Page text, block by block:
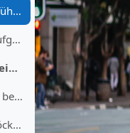
Erklärvideo: Allgemeine Einführung
Erklärvideo: Wie kann ich Aufgaben/Dateien in Moodle abgeben?
Moodle-Tutorials für Einsteigerwissen und wichtige Basisfunktionen (Preview für den pädagogischen Tag)
Die Tutorials In diesem Kurs befinden sich insg...
Tutorial: Das Dashboard; Blöcke; Ordnung im Dashboard schaffen